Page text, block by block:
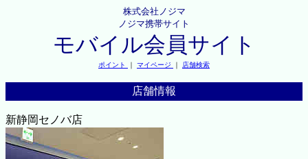
株式会社ノジマ
ノジマ携帯サイト
モバイル会員サイト
ポイント ｜ マイページ ｜ 店舗検索
店舗情報
新静岡セノバ店